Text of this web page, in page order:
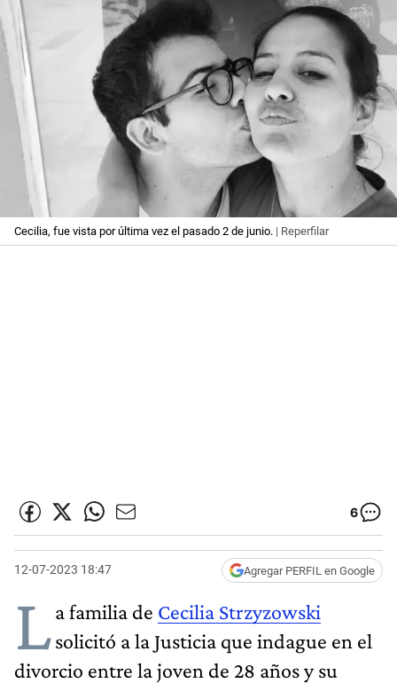
Cecilia, fue vista por última vez el pasado 2 de junio. | Reperfilar
6
12-07-2023 18:47 Agregar PERFIL en Google
La familia de Cecilia Strzyzowski
solicitó a la Justicia que indague en el
divorcio entre la joven de 28 años y su